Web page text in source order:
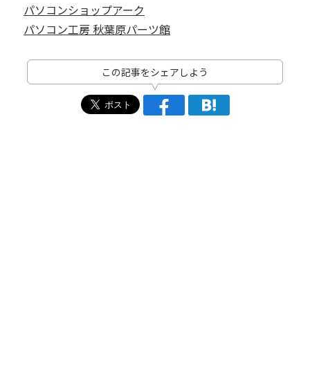
パソコンショップアーク
パソコン工房 秋葉原パーツ館
この記事をシェアしよう